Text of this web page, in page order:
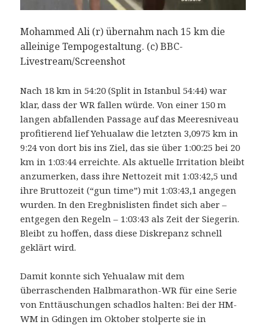
Mohammed Ali (r) übernahm nach 15 km die
alleinige Tempogestaltung. (c) BBC-
Livestream/Screenshot
Nach 18 km in 54:20 (Split in Istanbul 54:44) war
klar, dass der WR fallen würde. Von einer 150 m
langen abfallenden Passage auf das Meeresniveau
profitierend lief Yehualaw die letzten 3,0975 km in
9:24 von dort bis ins Ziel, das sie über 1:00:25 bei 20
km in 1:03:44 erreichte. Als aktuelle Irritation bleibt
anzumerken, dass ihre Nettozeit mit 1:03:42,5 und
ihre Bruttozeit (“gun time”) mit 1:03:43,1 angegen
wurden. In den Eregbnislisten findet sich aber –
entgegen den Regeln – 1:03:43 als Zeit der Siegerin.
Bleibt zu hoffen, dass diese Diskrepanz schnell
geklärt wird.
Damit konnte sich Yehualaw mit dem
überraschenden Halbmarathon-WR für eine Serie
von Enttäuschungen schadlos halten: Bei der HM-
WM in Gdingen im Oktober stolperte sie in